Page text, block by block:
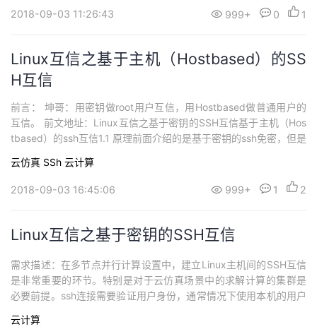
2018-09-03 11:26:43 999+ 0 1
Linux互信之基于主机（Hostbased）的SS
H互信
前言： 坤哥：用密钥做root用户互信，用Hostbased做普通用户的
互信。 前文地址：Linux互信之基于密钥的SSH互信基于主机（Hos
tbased）的ssh互信1.1 原理前面介绍的是基于密钥的ssh免密，但是
要在创建用户的时候给每个用户配置免密。所以基于主机的ssh互信
更适合集群的普通用户。配置...
云仿真 SSh 云计算
2018-09-03 16:45:06 999+ 1 2
Linux互信之基于密钥的SSH互信
需求描述：在多节点并行计算设置中，建立Linux主机间的SSH互信
是非常重要的环节。特别是对于云仿真场景中的求解计算的集群是
必要前提。ssh连接需要验证用户身份，通常情况下使用本机的用户
么我们可以使用密钥方式或者使用基于主机的互信。---本文以华为
云计算